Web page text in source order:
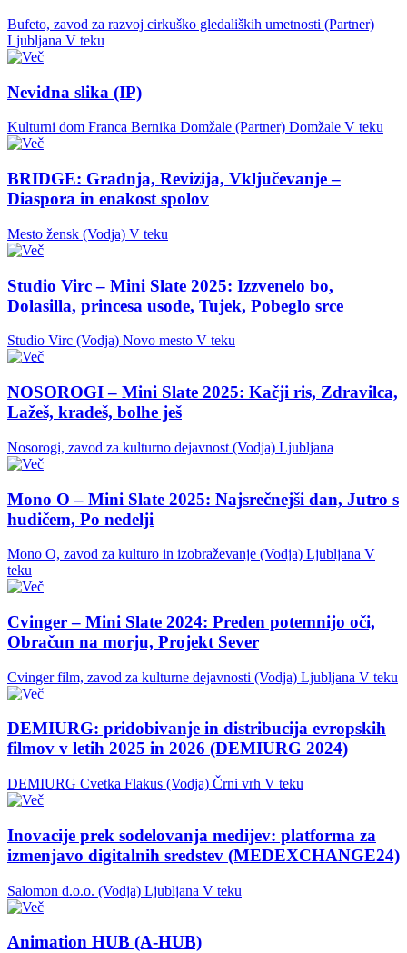
Bufeto, zavod za razvoj cirkuško gledaliških umetnosti (Partner)
Ljubljana V teku
Nevidna slika (IP)
Kulturni dom Franca Bernika Domžale (Partner) Domžale V teku
BRIDGE: Gradnja, Revizija, Vključevanje –
Diaspora in enakost spolov
Mesto žensk (Vodja) V teku
Studio Virc – Mini Slate 2025: Izzvenelo bo,
Dolasilla, princesa usode, Tujek, Pobeglo srce
Studio Virc (Vodja) Novo mesto V teku
NOSOROGI – Mini Slate 2025: Kačji ris, Zdravilca,
Lažeš, kradeš, bolhe ješ
Nosorogi, zavod za kulturno dejavnost (Vodja) Ljubljana
Mono O – Mini Slate 2025: Najsrečnejši dan, Jutro s
hudičem, Po nedelji
Mono O, zavod za kulturo in izobraževanje (Vodja) Ljubljana V
teku
Cvinger – Mini Slate 2024: Preden potemnijo oči,
Obračun na morju, Projekt Sever
Cvinger film, zavod za kulturne dejavnosti (Vodja) Ljubljana V teku
DEMIURG: pridobivanje in distribucija evropskih
filmov v letih 2025 in 2026 (DEMIURG 2024)
DEMIURG Cvetka Flakus (Vodja) Črni vrh V teku
Inovacije prek sodelovanja medijev: platforma za
izmenjavo digitalnih sredstev (MEDEXCHANGE24)
Salomon d.o.o. (Vodja) Ljubljana V teku
Animation HUB (A-HUB)